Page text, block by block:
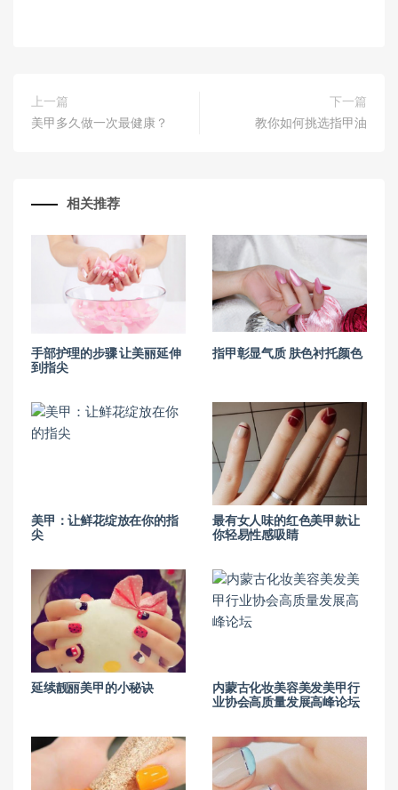
上一篇
美甲多久做一次最健康？
下一篇
教你如何挑选指甲油
相关推荐
手部护理的步骤 让美丽延伸
到指尖
指甲彰显气质 肤色衬托颜色
美甲：让鲜花绽放在你的指
尖
最有女人味的红色美甲款让
你轻易性感吸睛
延续靓丽美甲的小秘诀
内蒙古化妆美容美发美甲行
业协会高质量发展高峰论坛